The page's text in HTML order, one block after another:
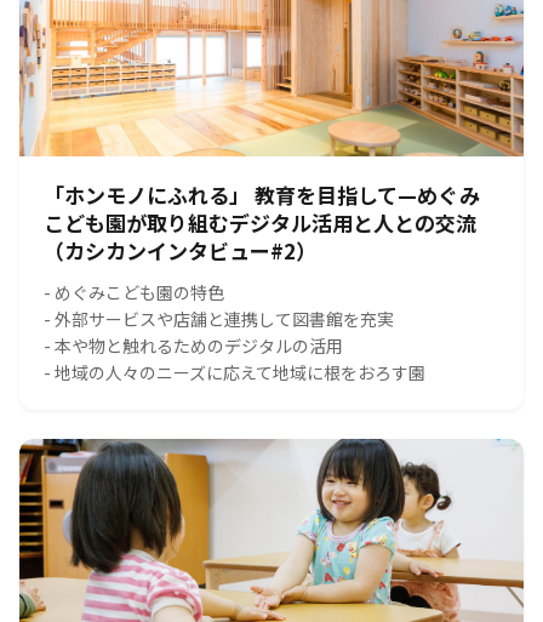
「ホンモノにふれる」 教育を目指して—めぐみ
こども園が取り組むデジタル活用と人との交流
（カシカンインタビュー#2）
- めぐみこども園の特色
- 外部サービスや店舗と連携して図書館を充実
- 本や物と触れるためのデジタルの活用
- 地域の人々のニーズに応えて地域に根をおろす園